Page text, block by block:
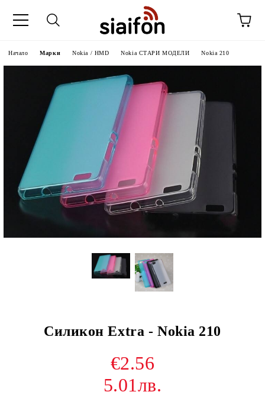
Начало Марки Nokia / HMD Nokia СТАРИ МОДЕЛИ Nokia 210
Силикон Extra - Nokia 210
€2.56
5.01лв.